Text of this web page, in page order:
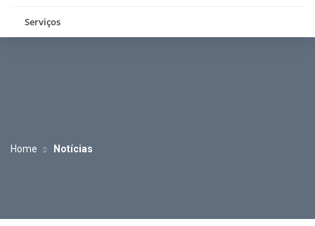
Serviços
Home Notícias